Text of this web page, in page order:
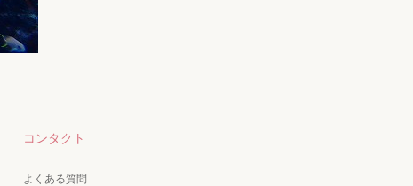
コンタクト
よくある質問